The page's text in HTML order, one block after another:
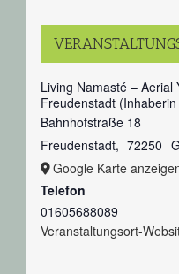
Living Namasté – Aerial
Freudenstadt
Bahnhofstraße 18
Freudenstadt, 72250
Google Karte
Telefon
01605688089
Veranstaltungsort-